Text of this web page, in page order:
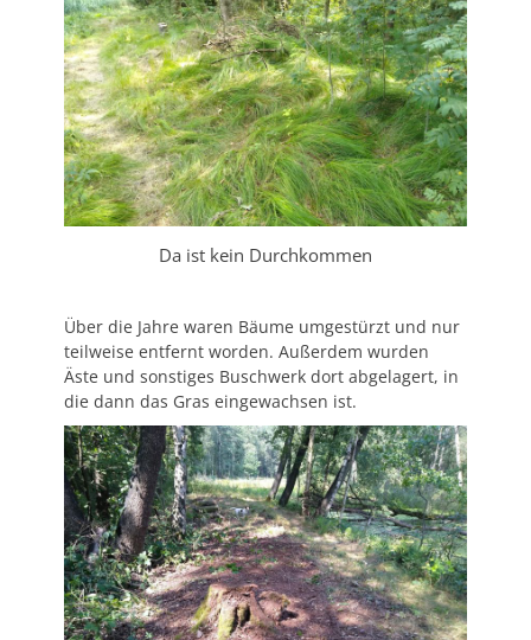
Da ist kein Durchkommen
Über die Jahre waren Bäume umgestürzt und nur
teilweise entfernt worden. Außerdem wurden
Äste und sonstiges Buschwerk dort abgelagert, in
die dann das Gras eingewachsen ist.